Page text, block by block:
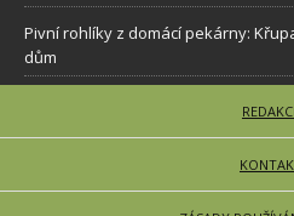
Pivní rohlíky z domácí pekárny:
dům